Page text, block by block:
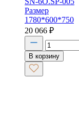
Размер
1780*600*750
20 066 ₽
В корзину